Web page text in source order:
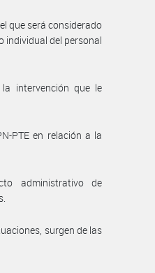
que será considerado
individual del personal
intervención que le
PTE en relación a la
administrativo de
surgen de las